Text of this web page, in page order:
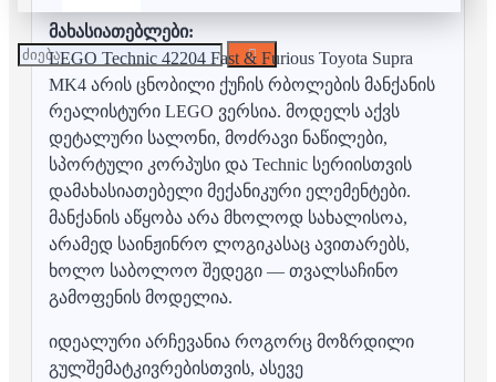
მახასიათებლები:
LEGO Technic 42204 Fast & Furious Toyota Supra
MK4 არის ცნობილი ქუჩის რბოლების მანქანის
რეალისტური LEGO ვერსია. მოდელს აქვს
დეტალური სალონი, მოძრავი ნაწილები,
სპორტული კორპუსი და Technic სერიისთვის
დამახასიათებელი მექანიკური ელემენტები.
მანქანის აწყობა არა მხოლოდ სახალისოა,
არამედ საინჟინრო ლოგიკასაც ავითარებს,
ხოლო საბოლოო შედეგი — თვალსაჩინო
გამოფენის მოდელია.
იდეალური არჩევანია როგორც მოზრდილი
გულშემატკივრებისთვის, ასევე